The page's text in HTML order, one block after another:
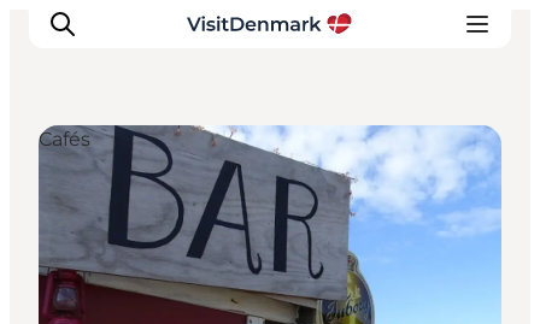
Inspiration
Regionen
Erlebnisse
Unterkünfte
Cafés